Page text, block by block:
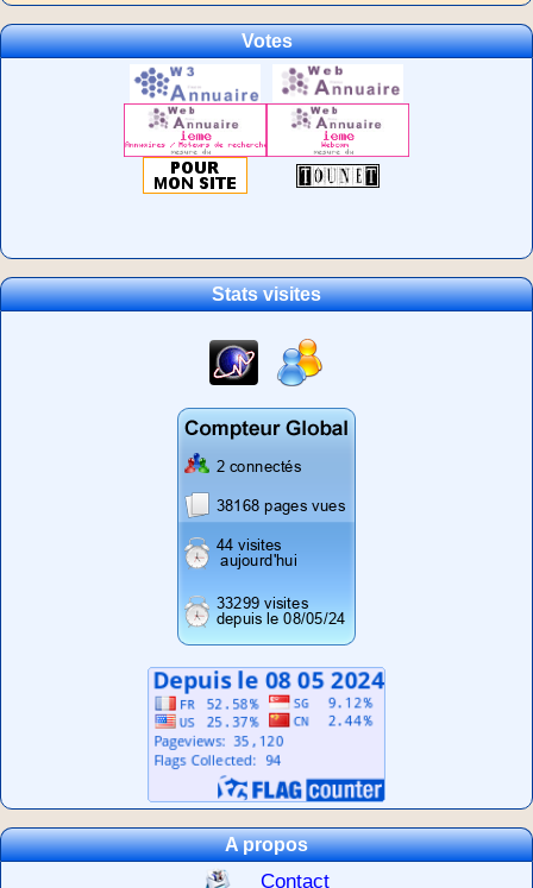
Votes
Stats visites
A propos
Contact